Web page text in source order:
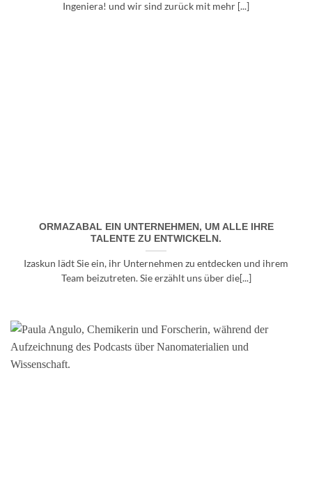
Ingeniera! und wir sind zurück mit mehr [...]
ORMAZABAL EIN UNTERNEHMEN, UM ALLE IHRE
TALENTE ZU ENTWICKELN.
Izaskun lädt Sie ein, ihr Unternehmen zu entdecken und ihrem
Team beizutreten. Sie erzählt uns über die[...]